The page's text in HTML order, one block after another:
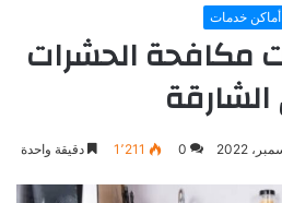
أماكن خدمات
مكافحة الحشرات
0 1٬211 دقيقة واحدة